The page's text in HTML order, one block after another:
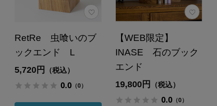
RetRe 虫喰いのブ
ックエンド L
5,720円 （税込）
0.0（0）
【WEB限定】
INASE 石のブック
エンド
19,800円 （税込）
0.0（0）